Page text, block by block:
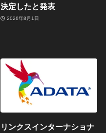
決定したと発表
2026年8月1日
リンクスインターナショナ